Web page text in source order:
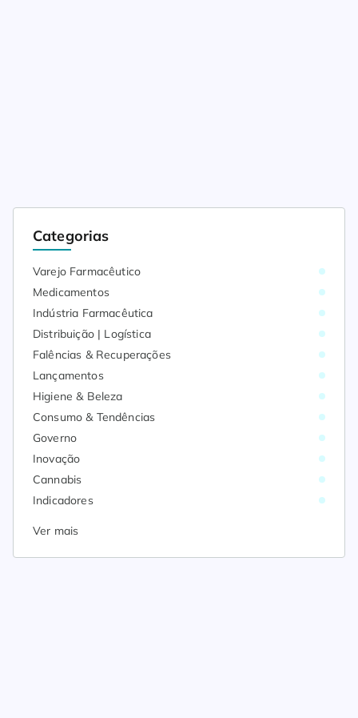
Categorias
Varejo Farmacêutico
Medicamentos
Indústria Farmacêutica
Distribuição | Logística
Falências & Recuperações
Lançamentos
Higiene & Beleza
Consumo & Tendências
Governo
Inovação
Cannabis
Indicadores
Ver mais